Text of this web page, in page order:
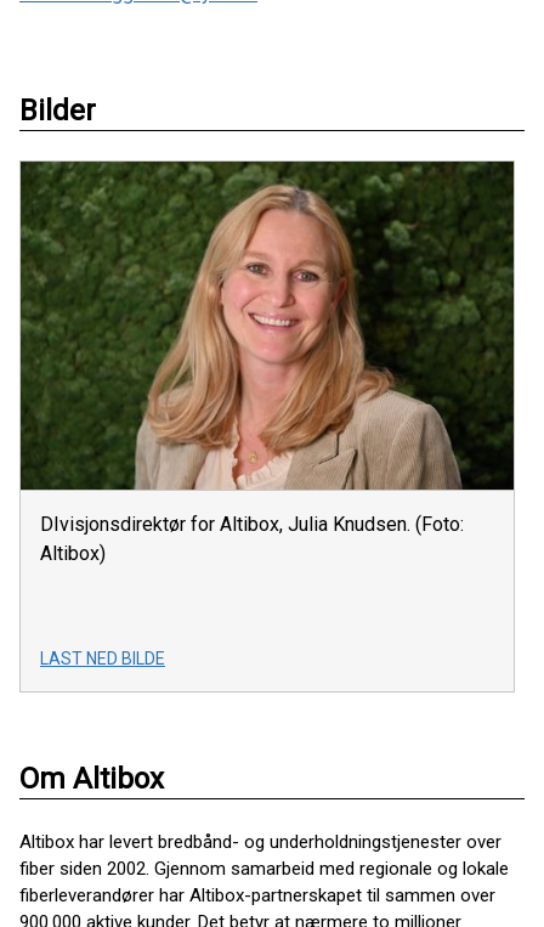
Bilder
DIvisjonsdirektør for Altibox, Julia Knudsen. (Foto:
Altibox)
LAST NED BILDE
Om Altibox
Altibox har levert bredbånd- og underholdningstjenester over
fiber siden 2002. Gjennom samarbeid med regionale og lokale
fiberleverandører har Altibox-partnerskapet til sammen over
900.000 aktive kunder. Det betyr at nærmere to millioner